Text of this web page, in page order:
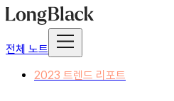
전체 노트
2023 트렌드 리포트